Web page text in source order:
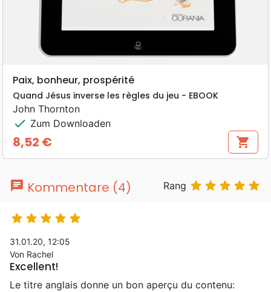
Paix, bonheur, prospérité
Quand Jésus inverse les règles du jeu - EBOOK
John Thornton
check Zum Downloaden
Preis
8,52 € shopping_cart
chat Kommentare (4) Rang     
    
31.01.20, 12:05
Von Rachel
Excellent!
Le titre anglais donne un bon aperçu du contenu: